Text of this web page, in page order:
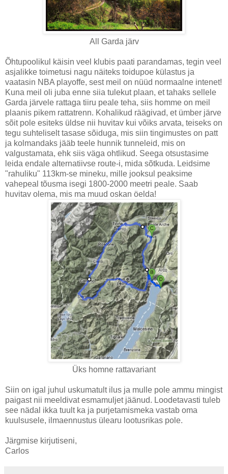
All Garda järv
Õhtupoolikul käisin veel klubis paati parandamas, tegin veel
asjalikke toimetusi nagu näiteks toidupoe külastus ja
vaatasin NBA playoffe, sest meil on nüüd normaalne intenet!
Kuna meil oli juba enne siia tulekut plaan, et tahaks sellele
Garda järvele rattaga tiiru peale teha, siis homme on meil
plaanis pikem rattatrenn. Kohalikud räägivad, et ümber järve
sõit pole esiteks üldse nii huvitav kui võiks arvata, teiseks on
tegu suhteliselt tasase sõiduga, mis siin tingimustes on patt
ja kolmandaks jääb teele hunnik tunneleid, mis on
valgustamata, ehk siis väga ohtlikud. Seega otsustasime
leida endale alternatiivse route-i, mida sõtkuda. Leidsime
"rahuliku" 113km-se mineku, mille jooksul peaksime
vahepeal tõusma isegi 1800-2000 meetri peale. Saab
huvitav olema, mis ma muud oskan öelda!
Üks homne rattavariant
Siin on igal juhul uskumatult ilus ja mulle pole ammu mingist
paigast nii meeldivat esmamuljet jäänud. Loodetavasti tuleb
see nädal ikka tuult ka ja purjetamismeka vastab oma
kuulsusele, ilmaennustus ülearu lootusrikas pole.
Järgmise kirjutiseni,
Carlos